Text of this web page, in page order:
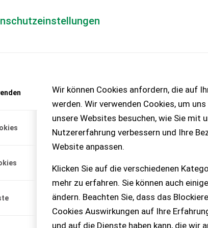
Wir können Cookies anfordern, die auf
werden. Wir verwenden Cookies, um
unsere Websites besuchen, wie Sie mit
Nutzererfahrung verbessern und Ihre
Website anpassen.
Klicken Sie auf die verschiedenen
mehr zu erfahren. Sie können auch
ändern. Beachten Sie, dass das
Cookies Auswirkungen auf Ihre
und auf die Dienste haben kann, die wir
– KEINE
und Kühlaggregat
ca. 4 Jahren erneuert.